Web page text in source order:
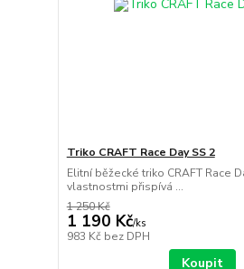
Triko CRAFT Race Day SS 2
Elitní běžecké triko CRAFT Race
vlastnostmi přispívá ...
1 250 Kč
1 190 Kč/ks
983 Kč bez DPH
Koupit